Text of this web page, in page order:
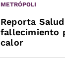
METRÓPOLI
Reporta
fallecimiento
calor